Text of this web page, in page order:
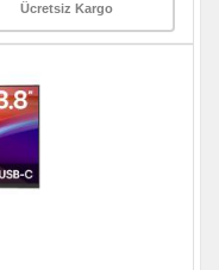
Ücretsiz Kargo